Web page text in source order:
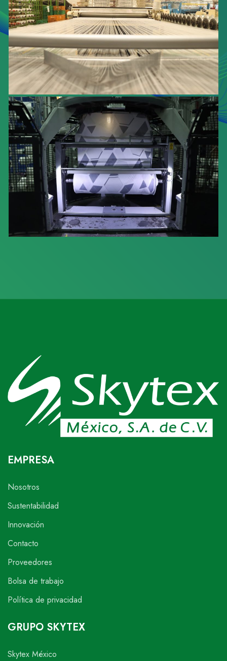
EMPRESA
Nosotros
Sustentabilidad
Innovación
Contacto
Proveedores
Bolsa de trabajo
Política de privacidad
GRUPO SKYTEX
Skytex México